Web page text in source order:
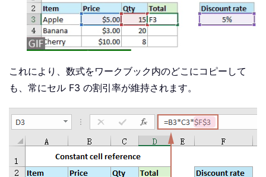
これにより、数式をワークブック内のどこにコピーして
も、常にセル F3 の割引率が維持されます。